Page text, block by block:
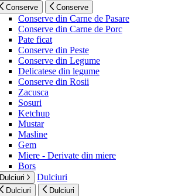
Conserve Conserve
Conserve din Carne de Pasare
Conserve din Carne de Porc
Pate ficat
Conserve din Peste
Conserve din Legume
Delicatese din legume
Conserve din Rosii
Zacusca
Sosuri
Ketchup
Mustar
Masline
Gem
Miere - Derivate din miere
Bors
Dulciuri Dulciuri
Dulciuri Dulciuri